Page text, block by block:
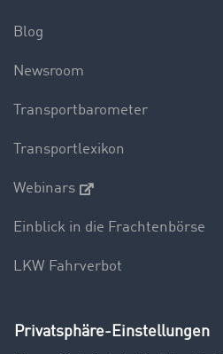
Blog
Newsroom
Transportbarometer
Transportlexikon
Webinars
Einblick in die Frachtenbörse
LKW Fahrverbot
Unternehmen